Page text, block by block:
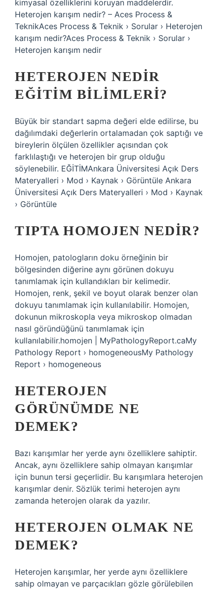
kimyasal özelliklerini koruyan maddelerdir.
Heterojen karışım nedir? – Aces Process &
TeknikAces Process & Teknik › Sorular › Heterojen
karışım nedir?Aces Process & Teknik › Sorular ›
Heterojen karışım nedir
HETEROJEN NEDIR
EĞITIM BILIMLERI?
Büyük bir standart sapma değeri elde edilirse, bu
dağılımdaki değerlerin ortalamadan çok saptığı ve
bireylerin ölçülen özellikler açısından çok
farklılaştığı ve heterojen bir grup olduğu
söylenebilir. EĞİTİMAnkara Üniversitesi Açık Ders
Materyalleri › Mod › Kaynak › Görüntüle Ankara
Üniversitesi Açık Ders Materyalleri › Mod › Kaynak
› Görüntüle
TIPTA HOMOJEN NEDIR?
Homojen, patologların doku örneğinin bir
bölgesinden diğerine aynı görünen dokuyu
tanımlamak için kullandıkları bir kelimedir.
Homojen, renk, şekil ve boyut olarak benzer olan
dokuyu tanımlamak için kullanılabilir. Homojen,
dokunun mikroskopla veya mikroskop olmadan
nasıl göründüğünü tanımlamak için
kullanılabilir.homojen | MyPathologyReport.caMy
Pathology Report › homogeneousMy Pathology
Report › homogeneous
HETEROJEN
GÖRÜNÜMDE NE
DEMEK?
Bazı karışımlar her yerde aynı özelliklere sahiptir.
Ancak, aynı özelliklere sahip olmayan karışımlar
için bunun tersi geçerlidir. Bu karışımlara heterojen
karışımlar denir. Sözlük terimi heterojen aynı
zamanda heterojen olarak da yazılır.
HETEROJEN OLMAK NE
DEMEK?
Heterojen karışımlar, her yerde aynı özelliklere
sahip olmayan ve parçacıkları gözle görülebilen